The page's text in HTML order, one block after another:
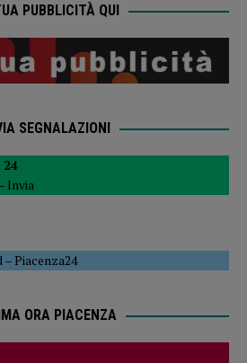
PUBBLICITÀ QUI
SEGNALAZIONI
24
Invia
–Piacenza24
ORA PIACENZA